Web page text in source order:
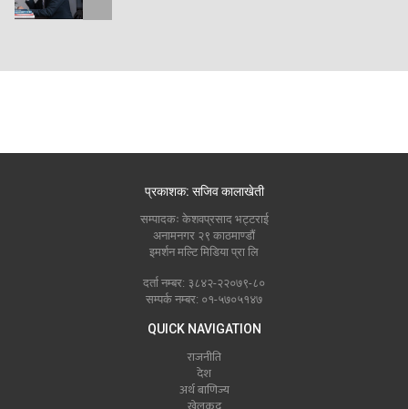
प्रकाशक: सजिव कालाखेती
सम्पादकः केशवप्रसाद भट्टराई
अनामनगर २९ काठमाण्डौं
इमर्शन मल्टि मिडिया प्रा लि
दर्ता नम्बर: ३८४२-२२०७९-८०
सम्पर्क नम्बर: ०१-५७०५१४७
QUICK NAVIGATION
राजनीति
देश
अर्थ बाणिज्य